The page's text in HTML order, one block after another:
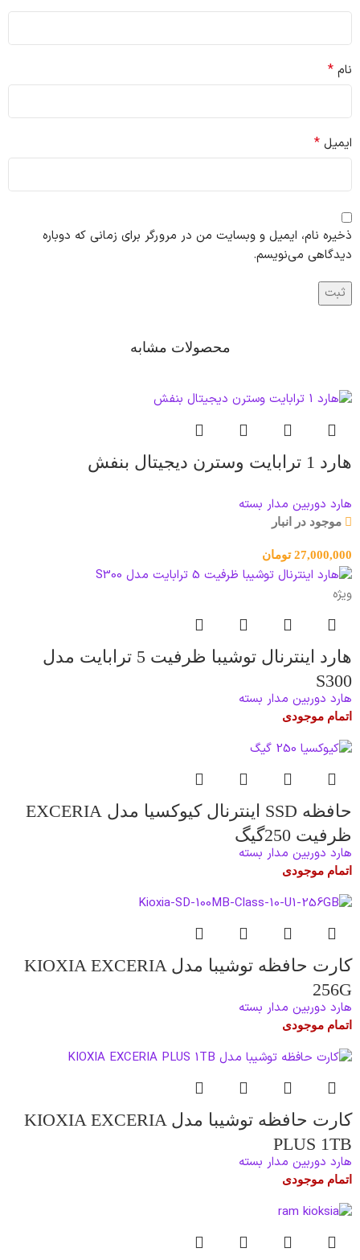
نام *
ایمیل *
ذخیره نام، ایمیل و وبسایت من در مرورگر برای زمانی که دوباره
دیدگاهی می‌نویسم.
محصولات مشابه
هارد 1 ترابایت وسترن دیجیتال بنفش
هارد دوربین مدار بسته
موجود در انبار
27,000,000 تومان
ویژه
هارد اینترنال توشیبا ظرفیت 5 ترابایت مدل
S300
هارد دوربین مدار بسته
اتمام موجودی
حافظه SSD اینترنال کیوکسیا مدل EXCERIA
ظرفیت 250گیگ
هارد دوربین مدار بسته
اتمام موجودی
کارت حافظه توشیبا مدل KIOXIA EXCERIA
256G
هارد دوربین مدار بسته
اتمام موجودی
کارت حافظه توشیبا مدل KIOXIA EXCERIA
PLUS 1TB
هارد دوربین مدار بسته
اتمام موجودی